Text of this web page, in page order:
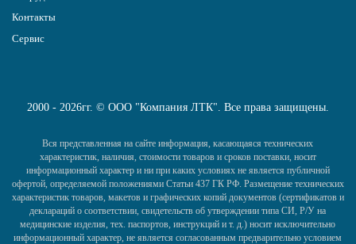
Контакты
Сервис
2000 - 2026гг. © ООО "Компания ЛТК". Все права защищены.
Вся представленная на сайте информация, касающаяся технических
характеристик, наличия, стоимости товаров и сроков поставки, носит
информационный характер и ни при каких условиях не является публичной
офертой, определяемой положениями Статьи 437 ГК РФ. Размещение технических
характеристик товаров, макетов и графических копий документов (сертификатов и
деклараций о соответствии, свидетельств об утверждении типа СИ, Р/У на
медицинские изделия, тех. паспортов, инструкций и т. д.) носит исключительно
информационный характер, не является согласованным предварительно условием